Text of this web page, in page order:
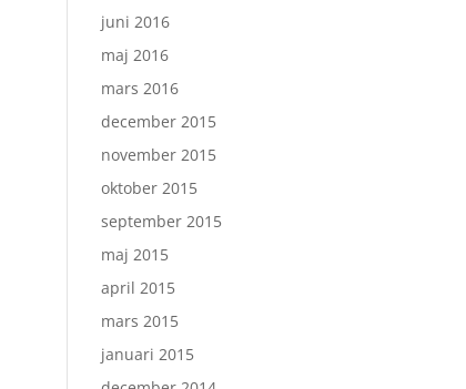
juni 2016
maj 2016
mars 2016
december 2015
november 2015
oktober 2015
september 2015
maj 2015
april 2015
mars 2015
januari 2015